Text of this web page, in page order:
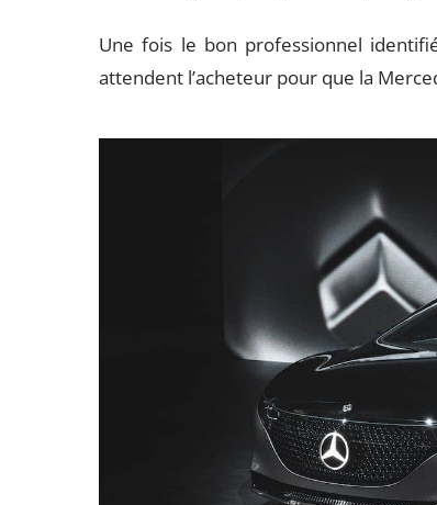
Une fois le bon professionnel
attendent l’acheteur pour que la